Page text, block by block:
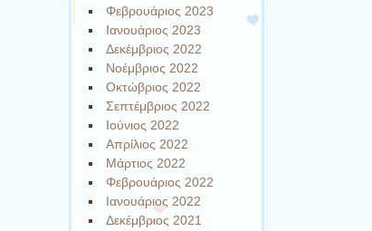
Φεβρουάριος 2023
Ιανουάριος 2023
Δεκέμβριος 2022
Νοέμβριος 2022
Οκτώβριος 2022
Σεπτέμβριος 2022
Ιούνιος 2022
Απρίλιος 2022
Μάρτιος 2022
Φεβρουάριος 2022
Ιανουάριος 2022
Δεκέμβριος 2021